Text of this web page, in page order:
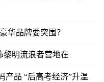
华品牌要突围？
黎明流浪者营地在
产品 “后高考经济”升温